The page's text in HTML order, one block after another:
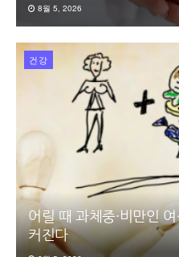
8월 5, 2026
건강
어릴 때 과체중·비만인
커진다